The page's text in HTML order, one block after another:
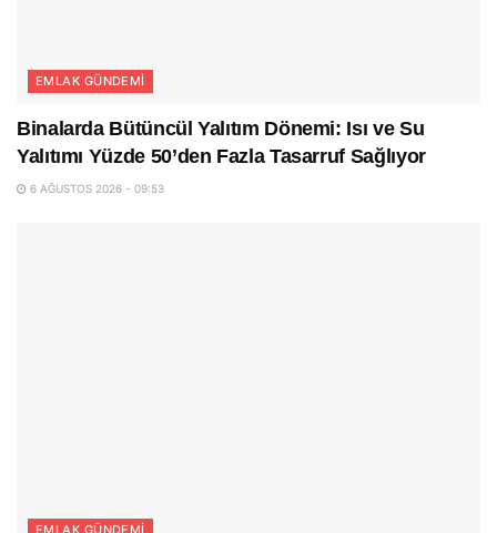
EMLAK GÜNDEMI
Binalarda Bütüncül Yalıtım Dönemi: Isı ve Su
Yalıtımı Yüzde 50’den Fazla Tasarruf Sağlıyor
6 AĞUSTOS 2026 - 09:53